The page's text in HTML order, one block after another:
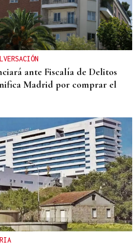
ante Fiscalía de Delitos
Madrid por comprar el